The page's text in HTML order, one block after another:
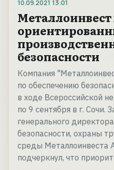
10.09.2021 13:01
Металлоинвест
безопасности
Компания
по обеспечению
в ходе Всероссийской
по 9 сентября в г. Сочи.
генерального
безопасности, охраны
среды Металлоинвеста
подчеркнул, что